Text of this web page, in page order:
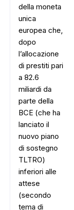
della moneta
unica
europea che,
dopo
l’allocazione
di prestiti pari
a 82.6
miliardi da
parte della
BCE (che ha
lanciato il
nuovo piano
di sostegno
TLTRO)
inferiori alle
attese
(secondo
tema di